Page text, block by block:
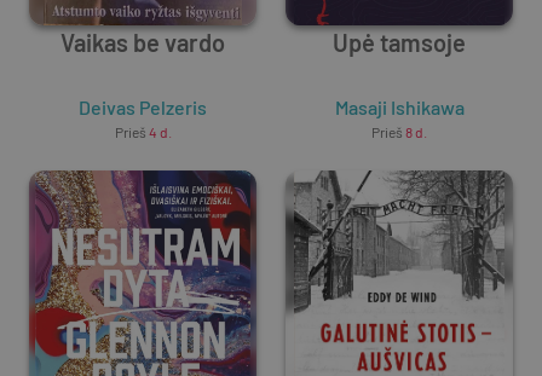
Vaikas be vardo
Deivas Pelzeris
Prieš 4 d.
Upė tamsoje
Masaji Ishikawa
Prieš 8 d.